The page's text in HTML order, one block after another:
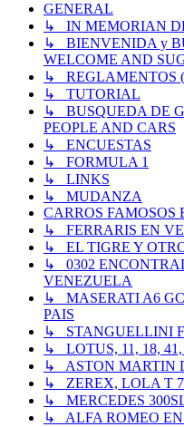
GENERAL
↳ IN MEMORIAN
↳ BIENVENIDA y
WELCOME AND
↳ REGLAMENTOS
↳ TUTORIAL
↳ BUSQUEDA DE
PEOPLE AND CARS
↳ ENCUESTAS
↳ FORMULA 1
↳ LINKS
↳ MUDANZA
CARROS
↳ FERRARIS EN
↳ EL TIGRE Y
↳ 0302
VENEZUELA
↳ MASERATI A6
PAIS
↳ STANGUELLINI
↳ LOTUS, 11, 18,
↳ ASTON MARTIN
↳ ZEREX, LOLA T
↳ MERCEDES
↳ ALFA ROMEO